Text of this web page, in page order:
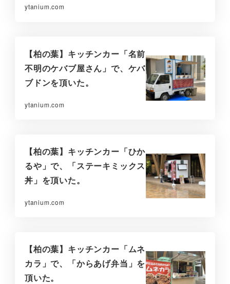
ytanium.com
【柏の葉】キッチンカー「名前
不明のケバブ屋さん」で、ケバ
ブドンを頂いた。
ytanium.com
【柏の葉】キッチンカー「ひか
るや」で、「ステーキミックス
丼」を頂いた。
ytanium.com
【柏の葉】キッチンカー「ムネ
カラ」で、「からあげ弁当」を
頂いた。